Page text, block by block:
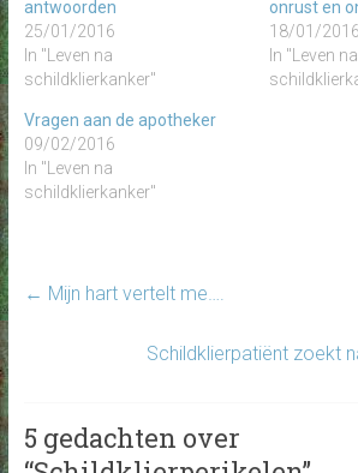
antwoorden
25/01/2016
In "Leven na
schildklierkanker"
onrust en
18/01/2016
In "Leven na
Vragen aan de apotheker
09/02/2016
In "Leven na
schildklierkanker"
← Mijn hart vertelt me….
Schildklierpatiënt zoekt
5 gedachten over